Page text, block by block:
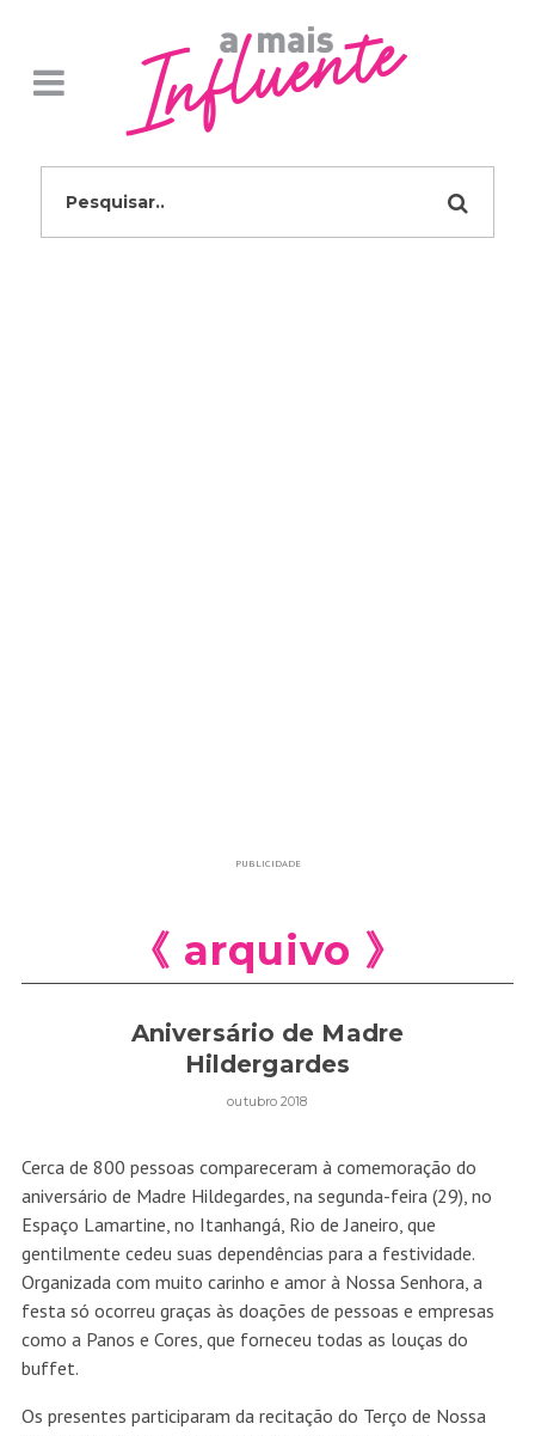
PUBLICIDADE
《 arquivo 》
Aniversário de Madre
Hildergardes
outubro 2018
Cerca de 800 pessoas compareceram à comemoração do
aniversário de Madre Hildegardes, na segunda-feira (29), no
Espaço Lamartine, no Itanhangá, Rio de Janeiro, que
gentilmente cedeu suas dependências para a festividade.
Organizada com muito carinho e amor à Nossa Senhora, a
festa só ocorreu graças às doações de pessoas e empresas
como a Panos e Cores, que forneceu todas as louças do
buffet.
Os presentes participaram da recitação do Terço de Nossa